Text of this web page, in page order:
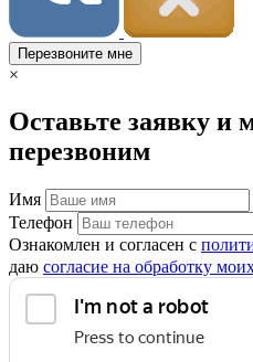
Перезвоните мне
×
Оставьте заявку и
перезвоним
Имя
Телефон
Ознакомлен и согласен с
даю согласие на обработку